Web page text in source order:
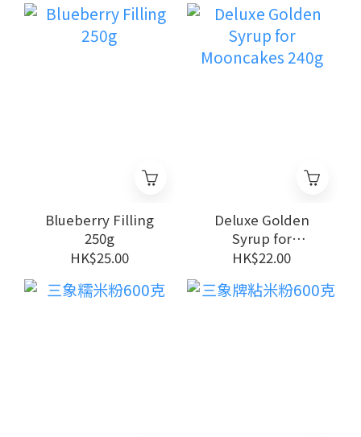
Blueberry Filling
250g
HK$25.00
Deluxe Golden
Syrup for
Mooncakes 240g
HK$22.00